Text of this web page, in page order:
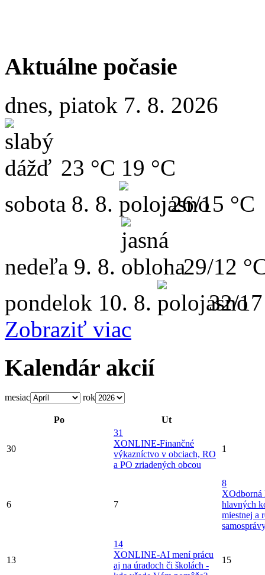
Aktuálne počasie
dnes, piatok 7. 8. 2026
23 °C 19 °C
sobota 8. 8. 26/15 °C
nedeľa 9. 8.
29/12
pondelok 10. 8.
32/
Zobraziť viac
Kalendár akcií
mesiac rok
Po Ut
30
31
XONLINE-Finančné
výkazníctvo v obciach, RO
a PO zriadených obcou
1
6 7
8
XOdborná
hlavných
miestnej a
13
14
XONLINE-AI mení prácu
aj na úradoch či školách -
15